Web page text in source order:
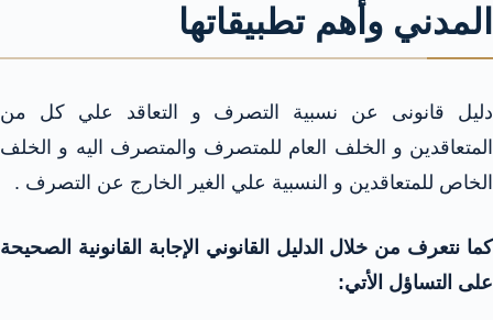
المدني وأهم تطبيقاتها
دليل قانونى عن نسبية التصرف و التعاقد علي كل من
المتعاقدين و الخلف العام للمتصرف والمتصرف اليه و الخلف
الخاص للمتعاقدين و النسبية علي الغير الخارج عن التصرف .
كما نتعرف من خلال الدليل القانوني الإجابة القانونية الصحيحة
على التساؤل الأتي: